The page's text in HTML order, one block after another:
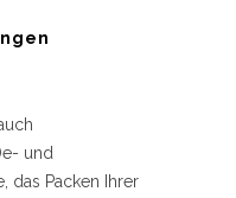
und
das Packen Ihrer